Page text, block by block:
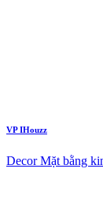
VP IHouzz
Decor Mặt bằng